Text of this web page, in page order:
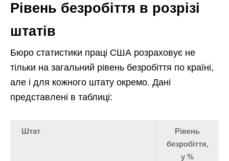
Рівень безробіття в розрізі
штатів
Бюро статистики праці США розраховує не
тільки на загальний рівень безробіття по країні,
але і для кожного штату окремо. Дані
представлені в таблиці:
Штат
Рівень
безробіття,
у %